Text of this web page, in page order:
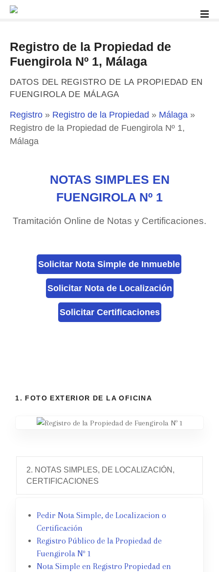
Registro de la Propiedad de
Fuengirola Nº 1, Málaga
DATOS DEL REGISTRO DE LA PROPIEDAD EN
FUENGIROLA DE MÁLAGA
Registro » Registro de la Propiedad » Málaga »
Registro de la Propiedad de Fuengirola Nº 1,
Málaga
NOTAS SIMPLES EN
FUENGIROLA Nº 1
Tramitación Online de Notas y Certificaciones.
Solicitar Nota Simple de Inmueble
Solicitar Nota de Localización
Solicitar Certificaciones
1. FOTO EXTERIOR DE LA OFICINA
2. NOTAS SIMPLES, DE LOCALIZACIÓN,
CERTIFICACIONES
Pedir Nota Simple, de Localizacion o
Certificación
Registro Público de la Propiedad de
Fuengirola Nº 1
Nota Simple en Registro Propiedad en